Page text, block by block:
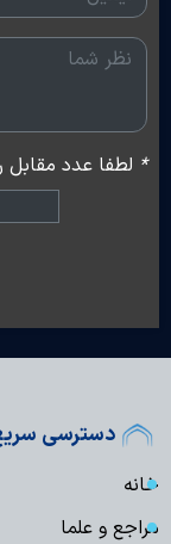
* لطفا عدد مقابل
دسترسی
خانه
مراجع و علما